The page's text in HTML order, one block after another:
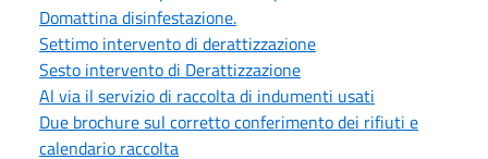
Domattina disinfestazione.
Settimo intervento di derattizzazione
Sesto intervento di Derattizzazione
Al via il servizio di raccolta di indumenti usati
Due brochure sul corretto conferimento dei rifiuti e
calendario raccolta